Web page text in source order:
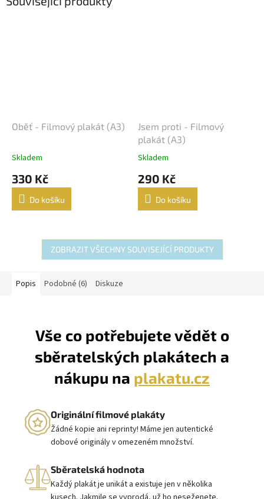
Oběť - Filmový plakát (A3)
Skladem
330 Kč
Do košíku
Jsem proti - Filmový
plakát (A3)
Skladem
290 Kč
Do košíku
ZOBRAZIT VŠECHNY SOUVISEJÍCÍ PRODUKTY
Popis Podobné (6) Diskuze
Vše co potřebujete vědět o
sběratelských plakátech a
nákupu na plakatu.cz
Originální filmové plakáty
Žádné kopie ani reprinty! Máme jen autentické
dobové originály v omezeném množství.
Sběratelská hodnota
Každý plakát je unikát a existuje jen v několika